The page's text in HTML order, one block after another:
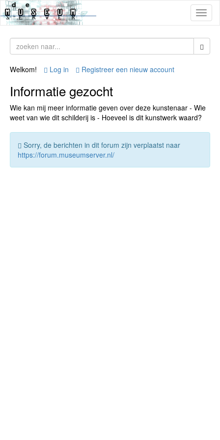
Welkom! Log in Registreer een nieuw account
Informatie gezocht
Wie kan mij meer informatie geven over deze kunstenaar - Wie
weet van wie dit schilderij is - Hoeveel is dit kunstwerk waard?
Sorry, de berichten in dit forum zijn verplaatst naar
https://forum.museumserver.nl/